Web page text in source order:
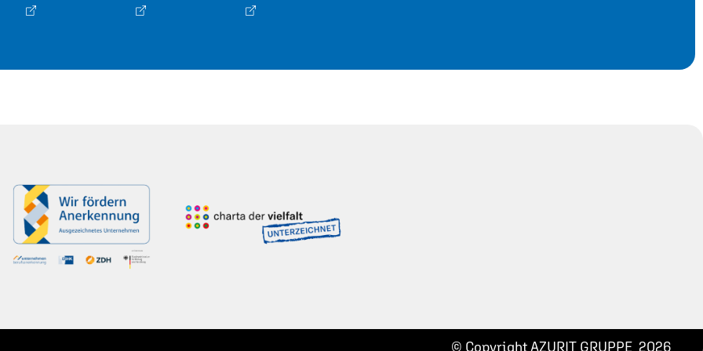
© Copyright AZURIT GRUPPE 2026